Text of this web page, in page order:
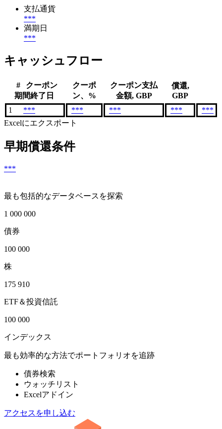
支払通貨
***
満期日
***
キャッシュフロー
#
クーポン
期間終了日
クーポ
ン、%
クーポン支払
金額, GBP
償還,
GBP
1
*** *** *** ***
***
Excelにエクスポート
早期償還条件
***
最も包括的なデータベースを探索
1 000 000
債券
100 000
株
175 910
ETF＆投資信託
100 000
インデックス
最も効率的な方法でポートフォリオを追跡
債券検索
ウォッチリスト
Excelアドイン
アクセスを申し込む